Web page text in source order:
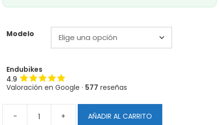
Modelo
Endubikes
4.9
Valoración en Google · 577 reseñas
- + AÑADIR AL CARRITO